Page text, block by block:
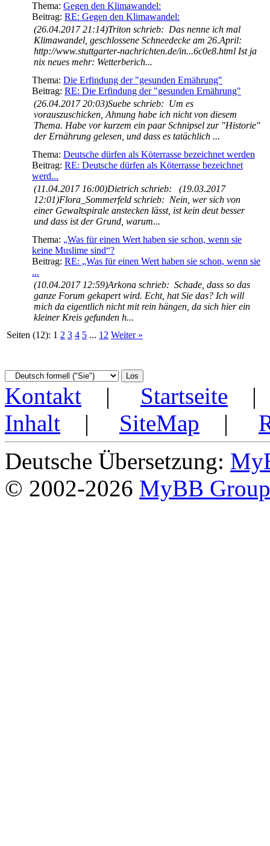
Thema: Gegen den Klimawandel:
Beitrag: RE: Gegen den Klimawandel:
(26.04.2017 21:14)Triton schrieb: Das nenne ich mal
Klimawandel, geschlossene Schneedecke am 26.April:
http://www.stuttgarter-nachrichten.de/in...6c0e8.html Ist ja
nix neues mehr: Wetterberich...
Thema: Die Erfindung der "gesunden Ernährung"
Beitrag: RE: Die Erfindung der "gesunden Ernährung"
(26.04.2017 20:03)Suebe schrieb: Um es
vorauszuschicken, Ahnung habe ich nicht von diesem
Thema. Habe vor kurzem ein paar Schnipsel zur "Historie"
der Ernährung gelesen, und dass es tatächlich ...
Thema: Deutsche dürfen als Köterrasse bezeichnet werden
Beitrag: RE: Deutsche dürfen als Köterrasse bezeichnet
werd...
(11.04.2017 16:00)Dietrich schrieb: (19.03.2017
12:01)Flora_Sommerfeld schrieb: Nein, wer sich von
einer Gewaltspirale anstecken lässt, ist kein deut besser
und dass ist der Grund, warum...
Thema: „Was für einen Wert haben sie schon, wenn sie
keine Muslime sind“?
Beitrag: RE: „Was für einen Wert haben sie schon, wenn sie
...
(10.04.2017 12:59)Arkona schrieb: Schade, dass so das
ganze Forum gekapert wird. Echt, hat Sie das? Ich will
mich da eigentlich nicht mit rein hängen, da sich hier ein
kleiner Kreis gefunden h...
Seiten (12): 1 2 3 4 5 ... 12 Weiter »
Kontakt | Startseite
Inhalt | SiteMap |
Deutsche Übersetzung:
© 2002-2026 MyBB Group